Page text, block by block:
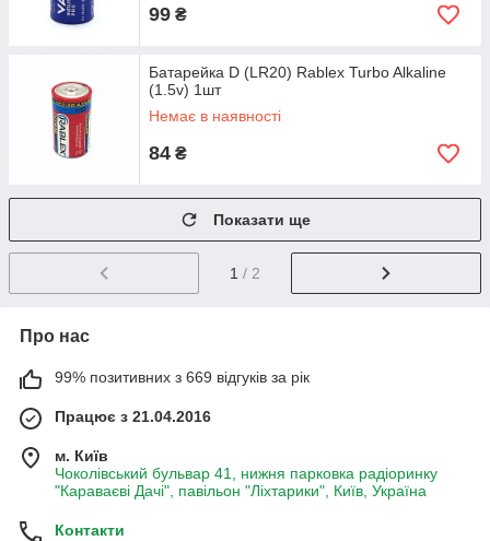
99 ₴
Батарейка D (LR20) Rablex Turbo Alkaline
(1.5v) 1шт
Немає в наявності
84 ₴
Показати ще
1 / 2
Про нас
99% позитивних з 669 відгуків за рік
Працює з 21.04.2016
м. Київ
Чоколівський бульвар 41, нижня парковка радіоринку
"Караваєві Дачі", павільон "Ліхтарики", Київ, Україна
Контакти